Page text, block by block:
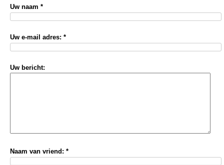
Uw naam *
Uw e-mail adres: *
Uw bericht:
Naam van vriend: *